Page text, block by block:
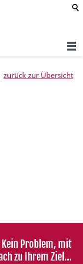
zurück zur Übersicht
Problem, mit
zu Ihrem Ziel...